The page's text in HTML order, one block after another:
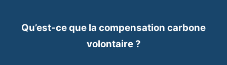
Qu’est-ce que la compensation carbone
volontaire ?